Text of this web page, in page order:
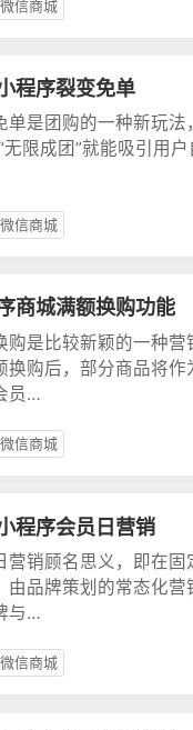
微信商城
程序裂变免单
单是团购的一种新玩法
无限成团”就能吸引用户
微信商城
商城满额换购功能
购是比较新颖的一种营
换购后，部分商品将作
员…
微信商城
程序会员日营销
营销顾名思义，即在固
由品牌策划的常态化营
与…
微信商城